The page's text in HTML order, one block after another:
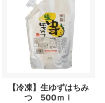
【冷凍】生ゆずはちみ
つ 500ｍｌ